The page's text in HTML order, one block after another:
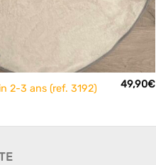
2-3 ans (ref. 3192) 49,90€